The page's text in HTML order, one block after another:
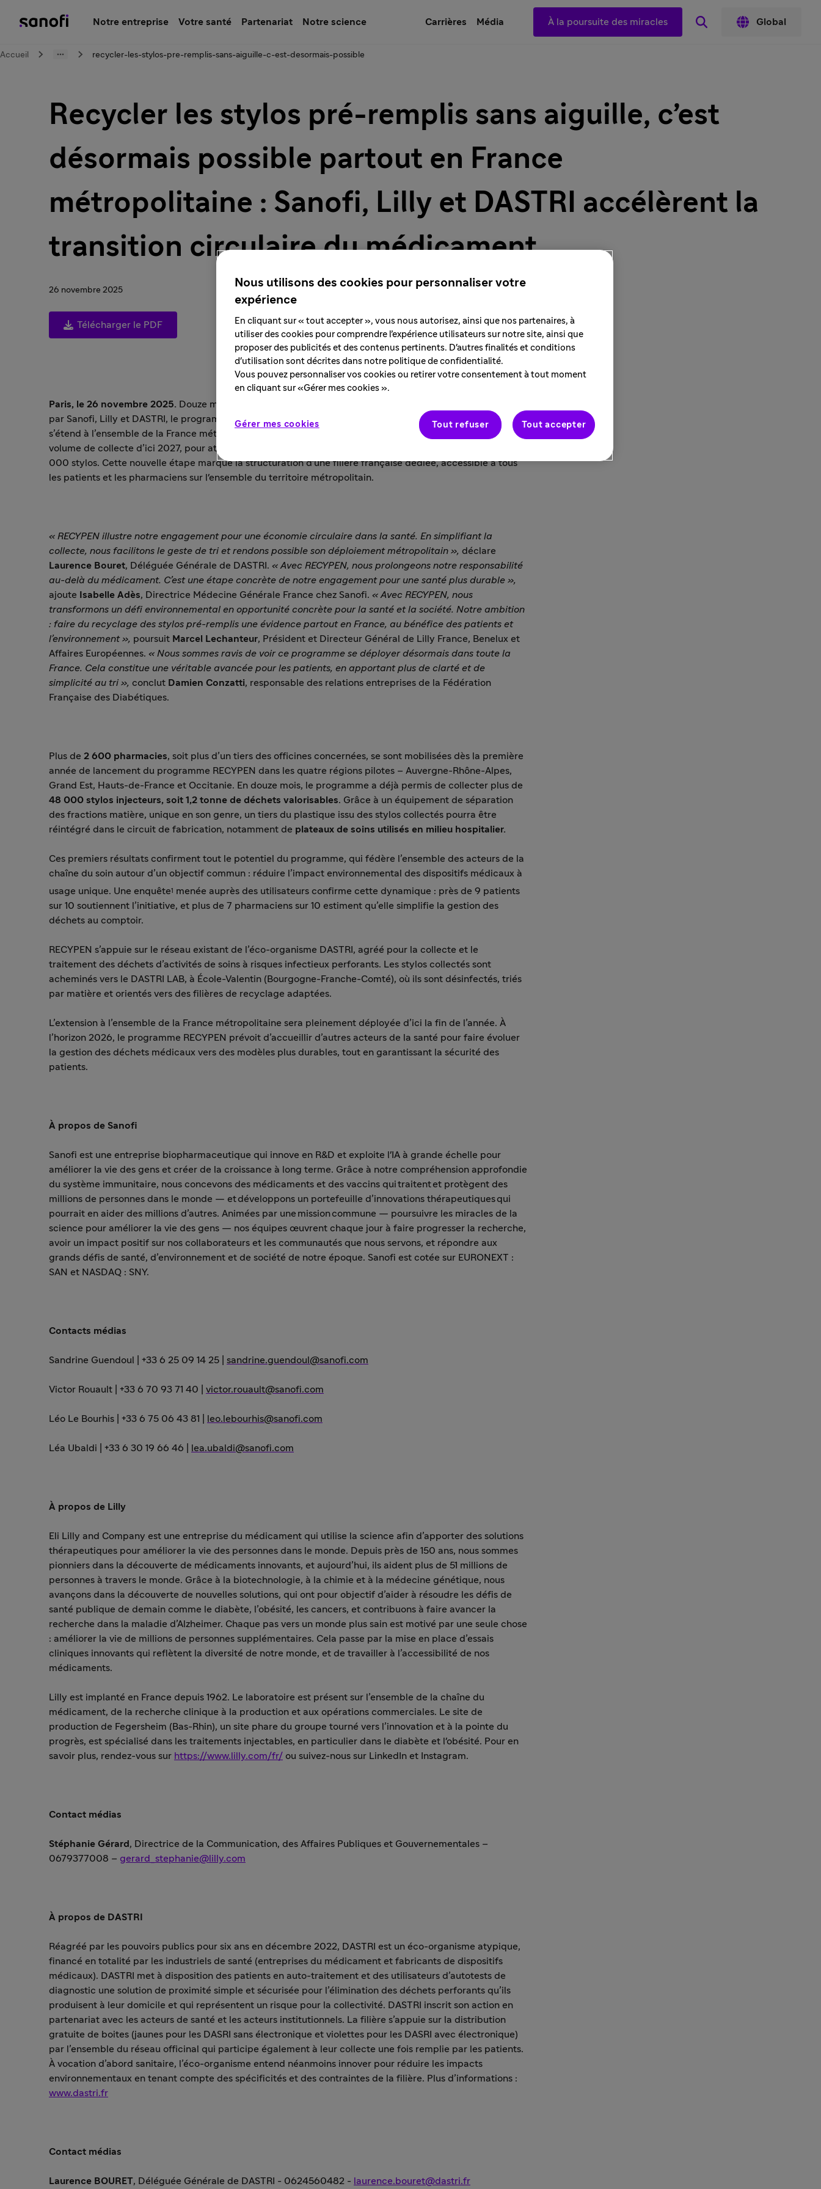
Notre entreprise Votre santé Partenariat Notre science Carrières Média À la poursuite des miracles Global
Accueil recycler-les-stylos-pre-remplis-sans-aiguille-c-est-desormais-possible
Recycler les stylos pré-remplis sans aiguille, c’est
désormais possible partout en France
métropolitaine : Sanofi, Lilly et DASTRI accélèrent la
transition circulaire du médicament
26 novembre 2025
Télécharger le PDF
Paris, le 26 novembre 2025. Douze mois après son lancement, RECYPEN change d’échelle : initié en 2024
par Sanofi, Lilly et DASTRI, le programme de collecte et de recyclage des stylos pré-remplis sans aiguille
s’étend à l’ensemble de la France métropolitaine. Désormais, RECYPEN ambitionne de multiplier par dix le
volume de collecte d’ici 2027, pour atteindre plus de 10 tonnes de dispositifs collectés, soit plus de 420
000 stylos. Cette nouvelle étape marque la structuration d'une filière française dédiée, accessible à tous
les patients et les pharmaciens sur l'ensemble du territoire métropolitain.
« RECYPEN illustre notre engagement pour une économie circulaire dans la santé. En simplifiant la
collecte, nous facilitons le geste de tri et rendons possible son déploiement métropolitain », déclare
Laurence Bouret, Déléguée Générale de DASTRI. « Avec RECYPEN, nous prolongeons notre responsabilité
au-delà du médicament. C’est une étape concrète de notre engagement pour une santé plus durable »,
ajoute
Isabelle Adès, Directrice Médecine Générale France chez Sanofi. « Avec RECYPEN, nous
transformons un défi environnemental en opportunité concrète pour la santé et la société. Notre ambition
: faire du recyclage des stylos pré-remplis une évidence partout en France, au bénéfice des patients et
l’environnement », poursuit Marcel Lechanteur, Président et Directeur Général de Lilly France, Benelux et
Affaires Européennes. « Nous sommes ravis de voir ce programme se déployer désormais dans toute la
France. Cela constitue une véritable avancée pour les patients, en apportant plus de clarté et de
simplicité au tri », conclut Damien Conzatti, responsable des relations entreprises de la Fédération
Française des Diabétiques.
Plus de 2 600 pharmacies, soit plus d’un tiers des officines concernées, se sont mobilisées dès la première
année de lancement du programme RECYPEN dans les quatre régions pilotes – Auvergne-Rhône-Alpes,
Grand Est, Hauts-de-France et Occitanie. En douze mois, le programme a déjà permis de collecter plus de
48 000 stylos injecteurs, soit 1,2 tonne de déchets valorisables. Grâce à un équipement de séparation
des fractions matière, unique en son genre, un tiers du plastique issu des stylos collectés pourra être
réintégré dans le circuit de fabrication, notamment de plateaux de soins utilisés en milieu hospitalier.
Ces premiers résultats confirment tout le potentiel du programme, qui fédère l’ensemble des acteurs de la
chaîne du soin autour d’un objectif commun : réduire l’impact environnemental des dispositifs médicaux à
usage unique. Une enquête1
menée auprès des utilisateurs confirme cette dynamique : près de 9 patients
sur 10 soutiennent l’initiative, et plus de 7 pharmaciens sur 10 estiment qu’elle simplifie la gestion des
déchets au comptoir.
RECYPEN s’appuie sur le réseau existant de l’éco-organisme DASTRI, agréé pour la collecte et le
traitement des déchets d’activités de soins à risques infectieux perforants. Les stylos collectés sont
acheminés vers le DASTRI LAB, à École-Valentin (Bourgogne-Franche-Comté), où ils sont désinfectés, triés
par matière et orientés vers des filières de recyclage adaptées.
L’extension à l’ensemble de la France métropolitaine sera pleinement déployée d’ici la fin de l’année. À
l’horizon 2026, le programme RECYPEN prévoit d’accueillir d’autres acteurs de la santé pour faire évoluer
la gestion des déchets médicaux vers des modèles plus durables, tout en garantissant la sécurité des
patients.
À propos de Sanofi
Sanofi est une entreprise biopharmaceutique qui innove en R&D et exploite l'IA à grande échelle pour
améliorer la vie des gens et créer de la croissance à long terme. Grâce à notre compréhension approfondie
du système immunitaire, nous concevons des médicaments et des vaccins qui traitent et protègent des
millions de personnes dans le monde — et développons un portefeuille d’innovations thérapeutiques qui
pourrait en aider des millions d’autres. Animées par une mission commune — poursuivre les miracles de la
science pour améliorer la vie des gens — nos équipes œuvrent chaque jour à faire progresser la recherche,
avoir un impact positif sur nos collaborateurs et les communautés que nous servons, et répondre aux
grands défis de santé, d’environnement et de société de notre époque. Sanofi est cotée sur EURONEXT :
SAN et NASDAQ : SNY.
Contacts médias
Sandrine Guendoul | +33 6 25 09 14 25 | sandrine.guendoul@sanofi.com
Victor Rouault | +33 6 70 93 71 40 | victor.rouault@sanofi.com
Léo Le Bourhis | +33 6 75 06 43 81 | leo.lebourhis@sanofi.com
Léa Ubaldi | +33 6 30 19 66 46 | lea.ubaldi@sanofi.com
À propos de Lilly
Eli Lilly and Company est une entreprise du médicament qui utilise la science afin d’apporter des solutions
thérapeutiques pour améliorer la vie des personnes dans le monde. Depuis près de 150 ans, nous sommes
pionniers dans la découverte de médicaments innovants, et aujourd’hui, ils aident plus de 51 millions de
personnes à travers le monde. Grâce à la biotechnologie, à la chimie et à la médecine génétique, nous
avançons dans la découverte de nouvelles solutions, qui ont pour objectif d’aider à résoudre les défis de
santé publique de demain comme le diabète, l’obésité, les cancers, et contribuons à faire avancer la
recherche dans la maladie d’Alzheimer. Chaque pas vers un monde plus sain est motivé par une seule chose
: améliorer la vie de millions de personnes supplémentaires. Cela passe par la mise en place d’essais
cliniques innovants qui reflètent la diversité de notre monde, et de travailler à l’accessibilité de nos
médicaments.
Lilly est implanté en France depuis 1962. Le laboratoire est présent sur l’ensemble de la chaîne du
médicament, de la recherche clinique à la production et aux opérations commerciales. Le site de
production de Fegersheim (Bas-Rhin), un site phare du groupe tourné vers l’innovation et à la pointe du
progrès, est spécialisé dans les traitements injectables, en particulier dans le diabète et l'obésité. Pour en
savoir plus, rendez-vous sur https://www.lilly.com/fr/ ou suivez-nous sur LinkedIn et Instagram.
Contact médias
Stéphanie Gérard, Directrice de la Communication, des Affaires Publiques et Gouvernementales –
0679377008 – gerard_stephanie@lilly.com
À propos de DASTRI
Réagréé par les pouvoirs publics pour six ans en décembre 2022, DASTRI est un éco-organisme atypique,
financé en totalité par les industriels de santé (entreprises du médicament et fabricants de dispositifs
médicaux). DASTRI met à disposition des patients en auto-traitement et des utilisateurs d’autotests de
diagnostic une solution de proximité simple et sécurisée pour l’élimination des déchets perforants qu’ils
produisent à leur domicile et qui représentent un risque pour la collectivité. DASTRI inscrit son action en
partenariat avec les acteurs de santé et les acteurs institutionnels. La filière s’appuie sur la distribution
gratuite de boites (jaunes pour les DASRI sans électronique et violettes pour les DASRI avec électronique)
par l’ensemble du réseau officinal qui participe également à leur collecte une fois remplie par les patients.
À vocation d’abord sanitaire, l’éco-organisme entend néanmoins innover pour réduire les impacts
environnementaux en tenant compte des spécificités et des contraintes de la filière. Plus d’informations :
www.dastri.fr
Contact médias
Laurence BOURET, Déléguée Générale de DASTRI - 0624560482 - laurence.bouret@dastri.fr
Nous utilisons des cookies pour personnaliser votre
expérience
En cliquant sur « tout accepter », vous nous autorisez, ainsi que nos partenaires, à
utiliser des cookies pour comprendre l’expérience utilisateurs sur notre site, ainsi que
proposer des publicités et des contenus pertinents. D'autres finalités et conditions
d'utilisation sont décrites dans notre politique de confidentialité.
Vous pouvez personnaliser vos cookies ou retirer votre consentement à tout moment
en cliquant sur «Gérer mes cookies ».
Gérer mes cookies Tout refuser Tout accepter